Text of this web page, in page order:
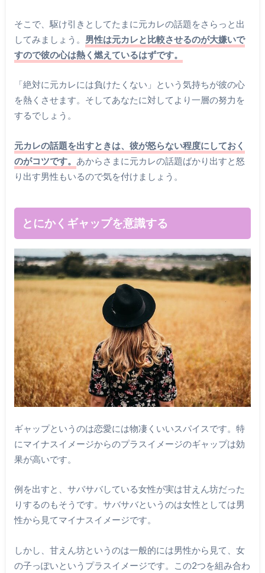
そこで、駆け引きとしてたまに元カレの話題をさらっと出
してみましょう。 男性は元カレと比較させるのが大嫌いで
すので彼の心は熱く燃えているはずです。
「絶対に元カレには負けたくない」という気持ちが彼の心
を熱くさせます。そしてあなたに対してより一層の努力を
するでしょう。
元カレの話題を出すときは、彼が怒らない程度にしておく
のがコツです。 あからさまに元カレの話題ばかり出すと怒
り出す男性もいるので気を付けましょう。
とにかくギャップを意識する
ギャップというのは恋愛には物凄くいいスパイスです。特
にマイナスイメージからのプラスイメージのギャップは効
果が高いです。
例を出すと、サバサバしている女性が実は甘えん坊だった
りするのもそうです。サバサバというのは女性としては男
性から見てマイナスイメージです。
しかし、甘えん坊というのは一般的には男性から見て、女
の子っぽいというプラスイメージです。この2つを組み合わ